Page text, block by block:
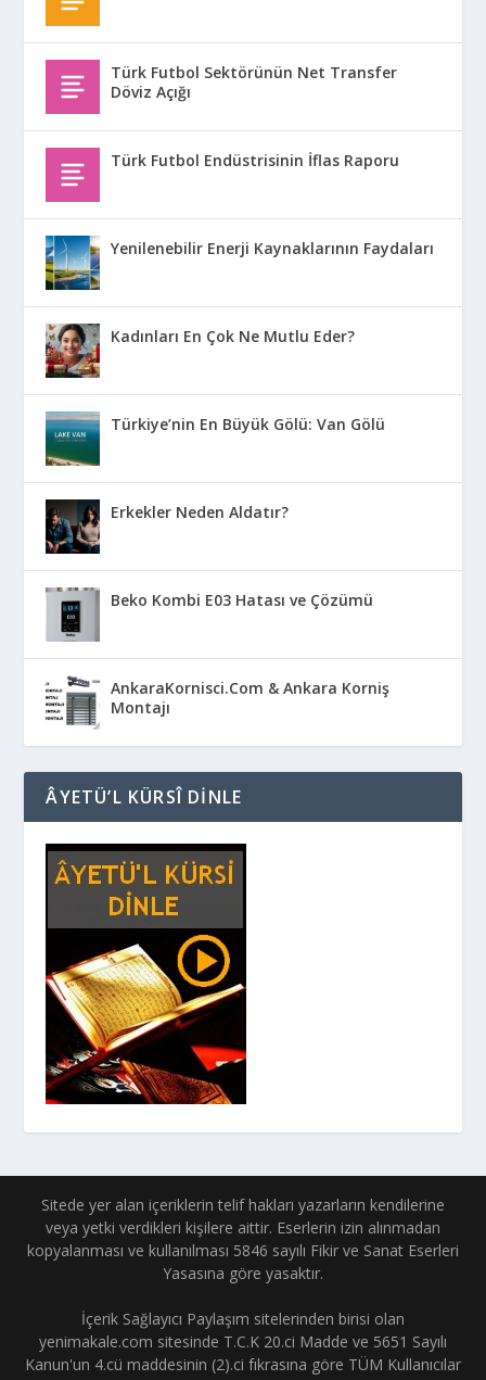
Türk Futbol Sektörünün Net Transfer
Döviz Açığı
Türk Futbol Endüstrisinin İflas Raporu
Yenilenebilir Enerji Kaynaklarının Faydaları
Kadınları En Çok Ne Mutlu Eder?
Türkiye’nin En Büyük Gölü: Van Gölü
Erkekler Neden Aldatır?
Beko Kombi E03 Hatası ve Çözümü
AnkaraKornisci.Com & Ankara Korniş
Montajı
ÂYETÜ’L KÜRSÎ DINLE
Sitede yer alan içeriklerin telif hakları yazarların kendilerine
veya yetki verdikleri kişilere aittir. Eserlerin izin alınmadan
kopyalanması ve kullanılması 5846 sayılı Fikir ve Sanat Eserleri
Yasasına göre yasaktır.
İçerik Sağlayıcı Paylaşım sitelerinden birisi olan
yenimakale.com sitesinde T.C.K 20.ci Madde ve 5651 Sayılı
Kanun'un 4.cü maddesinin (2).ci fıkrasına göre TÜM Kullanıcılar